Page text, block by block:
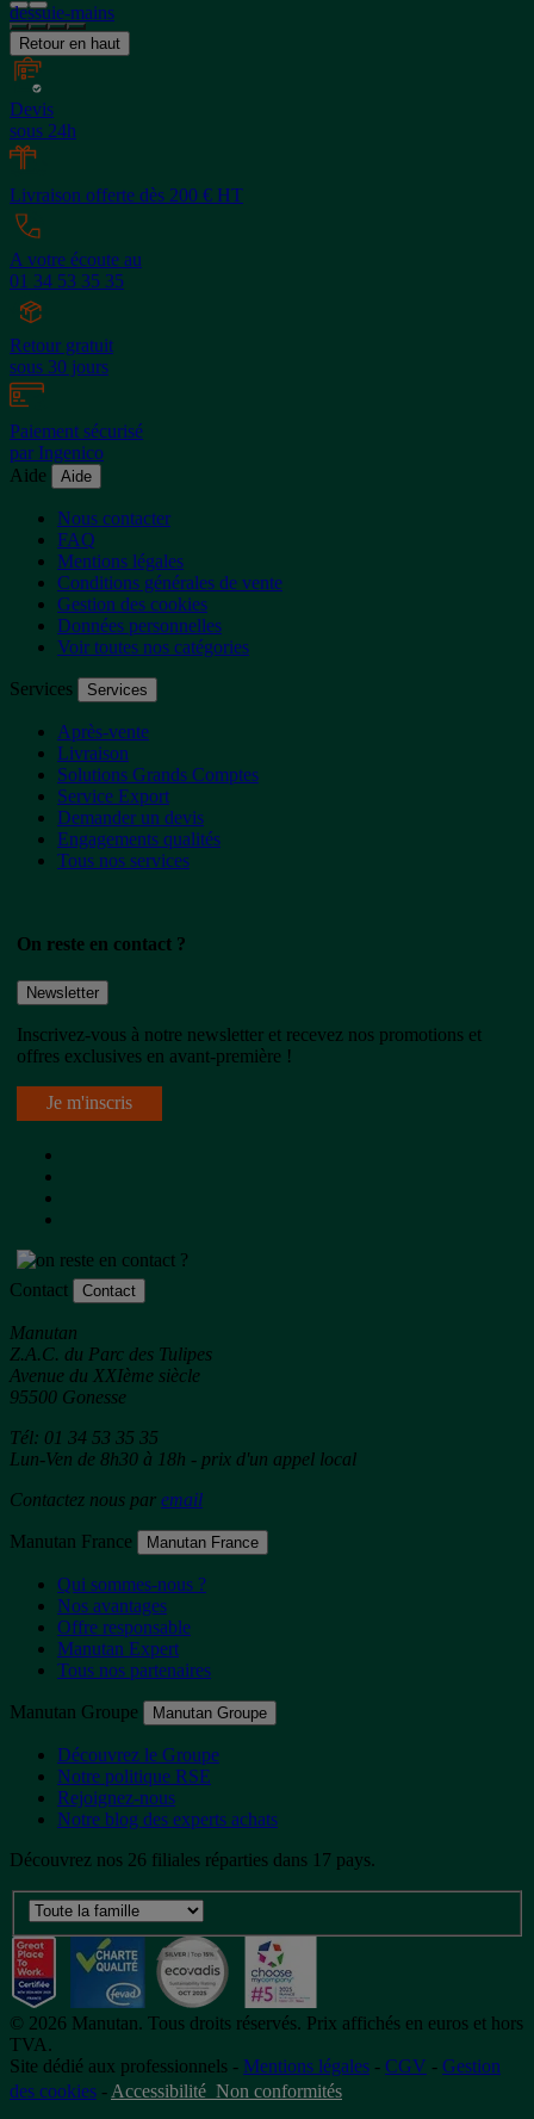
dessuie-mains
Retour en haut
Devis
sous 24h
Livraison offerte dès 200 € HT
A votre écoute au
01 34 53 35 35
Retour gratuit
sous 30 jours
Paiement sécurisé
par Ingenico
Aide
Aide
Nous contacter
FAQ
Mentions légales
Conditions générales de vente
Gestion des cookies
Données personnelles
Voir toutes nos catégories
Services Services
Après-vente
Livraison
Solutions Grands Comptes
Service Export
Demander un devis
Engagements qualités
Tous nos services
On reste en contact ?
Newsletter
Inscrivez-vous à notre newsletter et recevez nos promotions et
offres exclusives en avant-première !
Je m'inscris
Contact Contact
Manutan
Z.A.C. du Parc des Tulipes
Avenue du XXIème siècle
95500 Gonesse
Tél: 01 34 53 35 35
Lun-Ven de 8h30 à 18h - prix d'un appel local
Contactez nous par email
Manutan France Manutan France
Qui sommes-nous ?
Nos avantages
Offre responsable
Manutan Expert
Tous nos partenaires
Manutan Groupe Manutan Groupe
Découvrez le Groupe
Notre politique RSE
Rejoignez-nous
Notre blog des experts achats
Découvrez nos 26 filiales réparties dans 17 pays.
© 2026 Manutan. Tous droits réservés. Prix affichés en euros et hors
TVA.
Site dédié aux professionnels - Mentions légales - CGV - Gestion
des cookies - Accessibilité  Non conformités